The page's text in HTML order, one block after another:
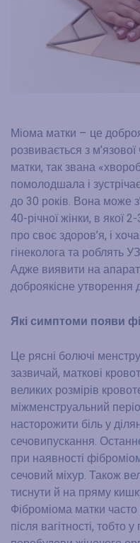
Міома матки – це
розвивається з
матки, так звана
помолодшала і
до 30 років. Вона може
40-річної жінки, в якої
про своє здоров’я, і
гінеколога та роблять
Адже виявити на
доброякісне утворення
Які симптоми появи
Це рясні болючі
зазвичай, маткові
великих розмірів
міжменструальний
насторожити біль у
сечовипускання.
при наявності
сечовий міхур. Також
тиснути й на пряму
Фіброміома матки
після вагітності, тобто